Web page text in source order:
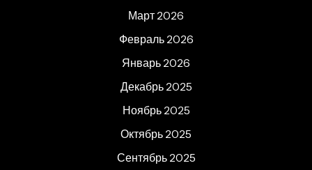
Март 2026
Февраль 2026
Январь 2026
Декабрь 2025
Ноябрь 2025
Октябрь 2025
Сентябрь 2025